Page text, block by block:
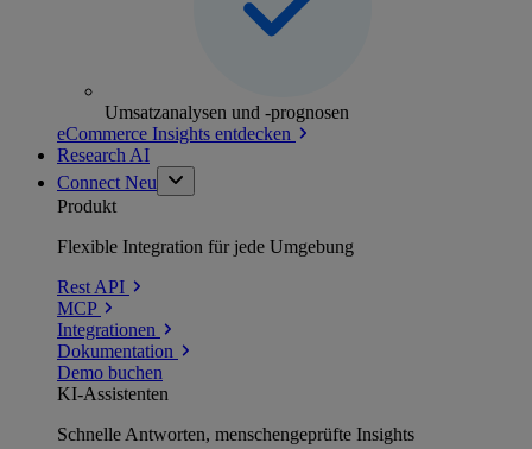
Umsatzanalysen und -prognosen
eCommerce Insights entdecken
Research AI
Connect Neu
Produkt
Flexible Integration für jede Umgebung
Rest API
MCP
Integrationen
Dokumentation
Demo buchen
KI-Assistenten
Schnelle Antworten, menschengeprüfte Insights